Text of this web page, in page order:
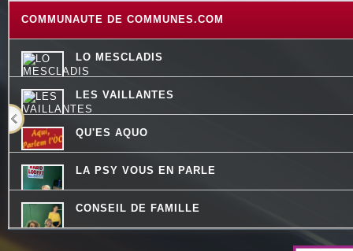
COMMUNAUTE DE COMMUNES.COM
LO MESCLADIS
LES VAILLANTES
QU'ES AQUO
LA PSY VOUS EN PARLE
CONSEIL DE FAMILLE